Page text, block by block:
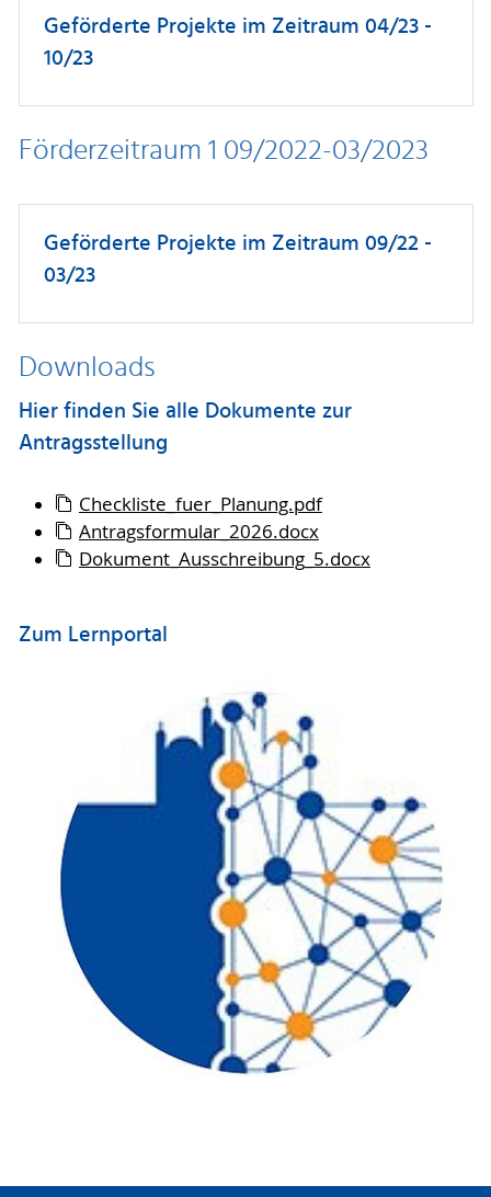
Geförderte Projekte im Zeitraum 04/23 -
10/23
Förderzeitraum 1 09/2022-03/2023
Geförderte Projekte im Zeitraum 09/22 -
03/23
Downloads
Hier finden Sie alle Dokumente zur
Antragsstellung
Checkliste_fuer_Planung.pdf
Antragsformular_2026.docx
Dokument_Ausschreibung_5.docx
Zum Lernportal